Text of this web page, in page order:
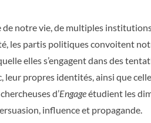
de notre vie, de multiples
les partis politiques convoitent
elles s’engagent dans des
leur propres identités, ainsi que
d’Engageétudient les
influence et propagande.